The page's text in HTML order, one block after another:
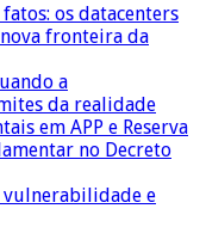
os datacenters
fronteira da
a
da realidade
em APP e Reserva
no Decreto
vulnerabilidade e